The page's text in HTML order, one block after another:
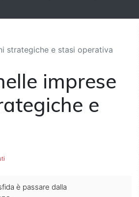
strategiche e stasi operativa
imprese
e
è passare dalla